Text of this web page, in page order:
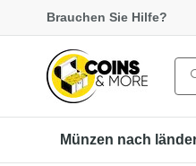
Brauchen Sie Hilfe?
Münzen nach